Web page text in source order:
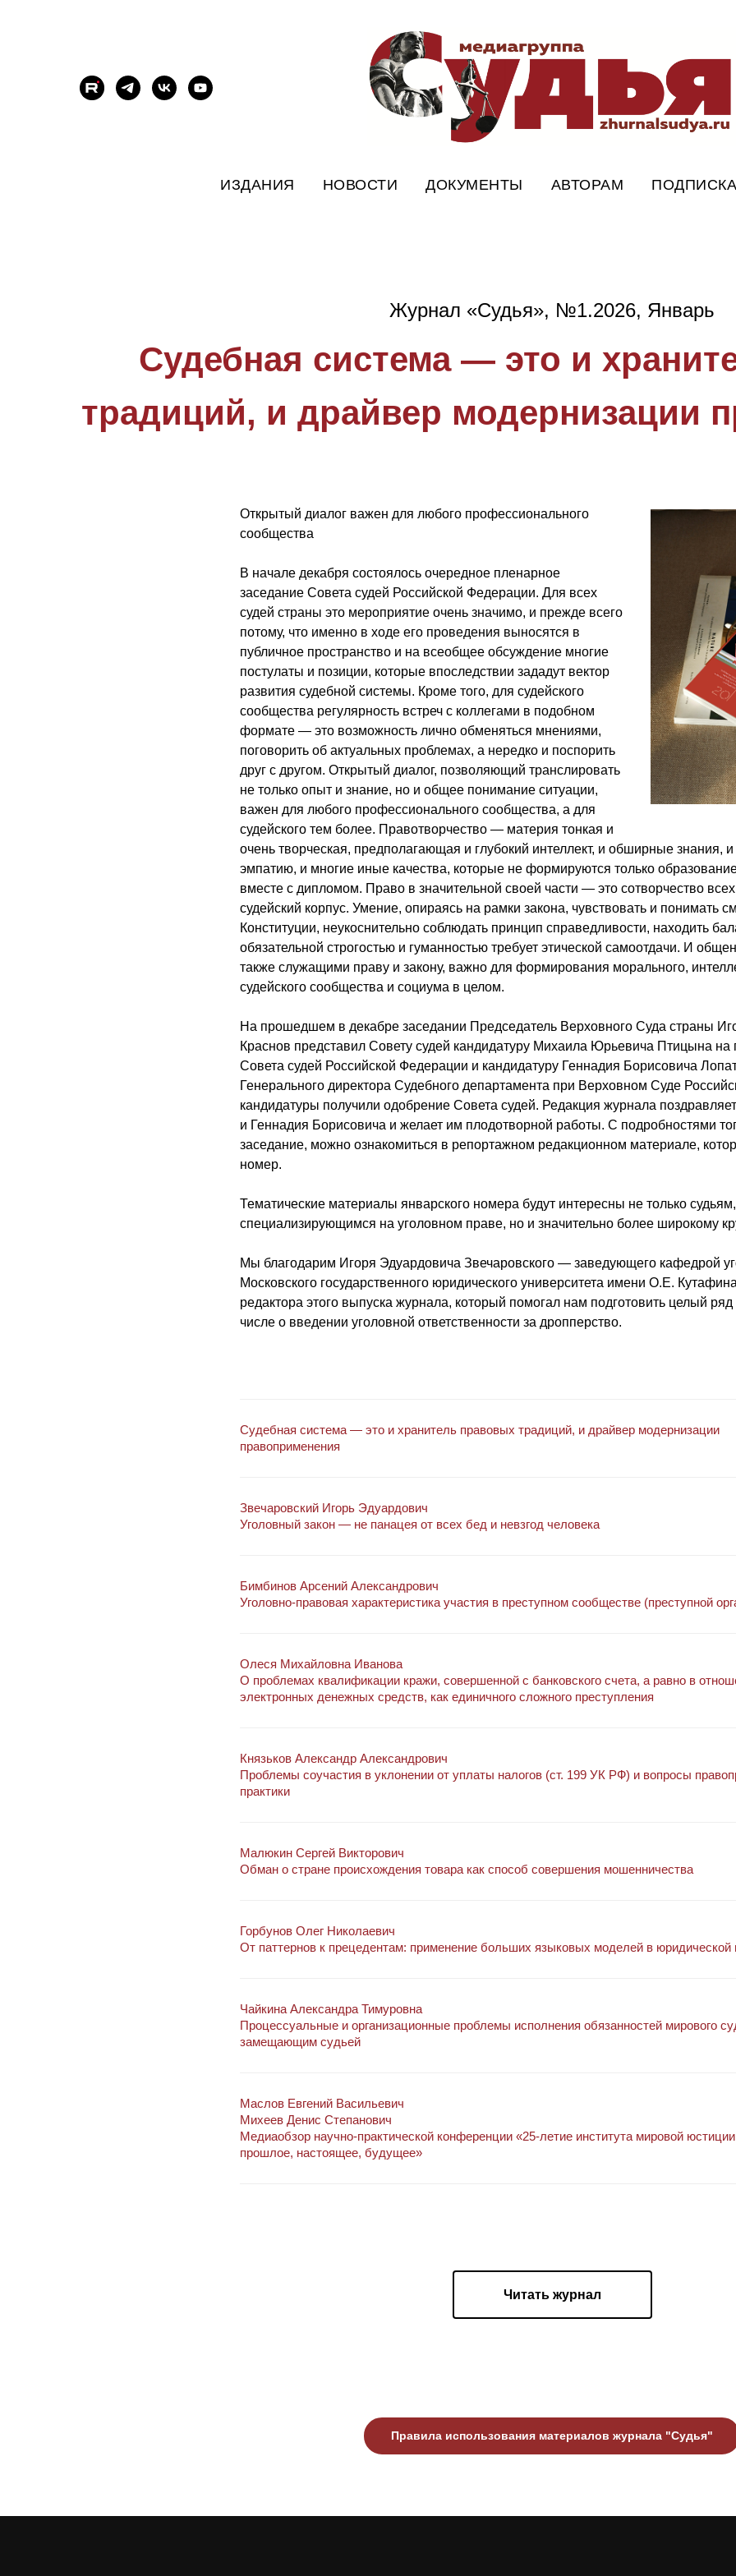
ИЗДАНИЯ НОВОСТИ ДОКУМЕНТЫ АВТОРАМ ПОДПИСКА
Судебная система — это и
традиций, и драйвер модернизации
Журнал «Судья», №1.2026, Январь
Открытый диалог важен для любого профессионального
сообщества
В начале декабря состоялось очередное пленарное
заседание Совета судей Российской Федерации. Для всех
судей страны это мероприятие очень значимо, и прежде всего
потому, что именно в ходе его проведения выносятся в
публичное пространство и на всеобщее обсуждение многие
постулаты и позиции, которые впоследствии зададут вектор
развития судебной системы. Кроме того, для судейского
сообщества регулярность встреч с коллегами в подобном
формате — это возможность лично обменяться мнениями,
поговорить об актуальных проблемах, а нередко и поспорить
друг с другом. Открытый диалог, позволяющий транслировать
не только опыт и знание, но и общее понимание ситуации,
важен для любого профессионального сообщества, а для
судейского тем более. Правотворчество — материя тонкая и
очень творческая, предполагающая и глубокий интеллект, и обширные знания,
эмпатию, и многие иные качества, которые не формируются только
вместе с дипломом. Право в значительной своей части — это сотворчество всех
судейский корпус. Умение, опираясь на рамки закона, чувствовать и понимать
Конституции, неукоснительно соблюдать принцип справедливости, находить
обязательной строгостью и гуманностью требует этической самоотдачи. И
также служащими праву и закону, важно для формирования морального,
судейского сообщества и социума в целом.
На прошедшем в декабре заседании Председатель Верховного Суда страны
Краснов представил Совету судей кандидатуру Михаила Юрьевича Птицына на
Совета судей Российской Федерации и кандидатуру Геннадия Борисовича
Генерального директора Судебного департамента при Верховном Суде
кандидатуры получили одобрение Совета судей. Редакция журнала
и Геннадия Борисовича и желает им плодотворной работы. С подробностями
заседание, можно ознакомиться в репортажном редакционном материале,
номер.
Тематические материалы январского номера будут интересны не только судьям,
специализирующимся на уголовном праве, но и значительно более широкому
Мы благодарим Игоря Эдуардовича Звечаровского — заведующего кафедрой
Московского государственного юридического университета имени О.Е.
редактора этого выпуска журнала, который помогал нам подготовить целый
числе о введении уголовной ответственности за дропперство.
Судебная система — это и хранитель правовых традиций, и драйвер модернизации
правоприменения
Звечаровский Игорь Эдуардович
Уголовный закон — не панацея от всех бед и невзгод человека
Бимбинов Арсений Александрович
Уголовно-правовая характеристика участия в преступном сообществе (преступной
Олеся Михайловна Иванова
О проблемах квалификации кражи, совершенной с банковского счета, а равно в
электронных денежных средств, как единичного сложного преступления
Князьков Александр Александрович
Проблемы соучастия в уклонении от уплаты налогов (ст. 199 УК РФ) и вопросы
практики
Малюкин Сергей Викторович
Обман о стране происхождения товара как способ совершения мошенничества
Горбунов Олег Николаевич
От паттернов к прецедентам: применение больших языковых моделей в юридической
Чайкина Александра Тимуровна
Процессуальные и организационные проблемы исполнения обязанностей мирового
замещающим судьей
Маслов Евгений Васильевич
Михеев Денис Степанович
Медиаобзор научно-практической конференции «25-летие института мировой
прошлое, настоящее, будущее»
Читать журнал
Правила использования материалов журнала "Судья"